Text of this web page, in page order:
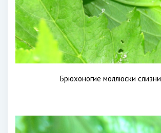
Брюхоногие моллюски слизни